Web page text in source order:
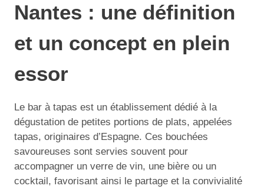
Nantes : une définition
et un concept en plein
essor
Le bar à tapas est un établissement dédié à la
dégustation de petites portions de plats, appelées
tapas, originaires d’Espagne. Ces bouchées
savoureuses sont servies souvent pour
accompagner un verre de vin, une bière ou un
cocktail, favorisant ainsi le partage et la convivialité